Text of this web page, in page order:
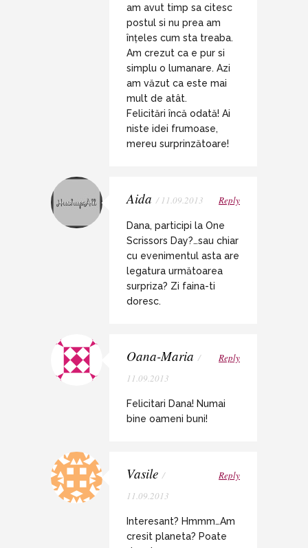
am avut timp sa citesc
postul si nu prea am
înțeles cum sta treaba.
Am crezut ca e pur si
simplu o lumanare. Azi
am văzut ca este mai
mult de atât.
Felicitări încă odată! Ai
niste idei frumoase,
mereu surprinzătoare!
Aida / 11.09.2013 Reply
Dana, participi la One
Scrissors Day?…sau chiar
cu evenimentul asta are
legatura următoarea
surpriza? Zi faina-ti
doresc.
Oana-Maria /
11.09.2013
Reply
Felicitari Dana! Numai
bine oameni buni!
Vasile /
11.09.2013
Reply
Interesant? Hmmm…Am
cresit planeta? Poate